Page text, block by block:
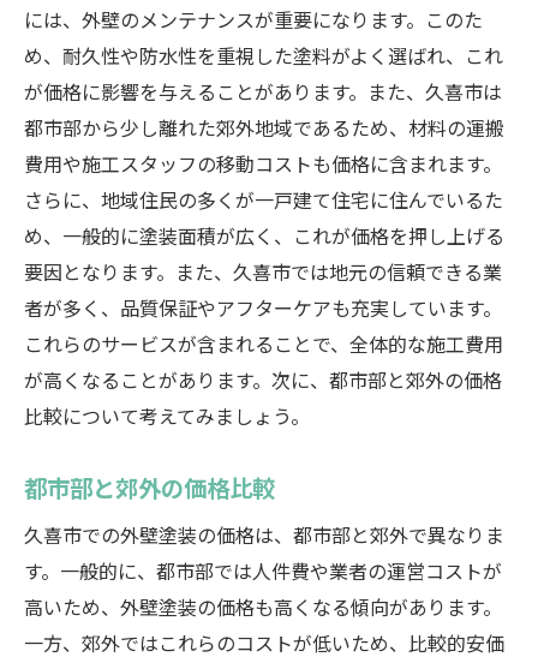
には、外壁のメンテナンスが重要になります。このた
め、耐久性や防水性を重視した塗料がよく選ばれ、これ
が価格に影響を与えることがあります。また、久喜市は
都市部から少し離れた郊外地域であるため、材料の運搬
費用や施工スタッフの移動コストも価格に含まれます。
さらに、地域住民の多くが一戸建て住宅に住んでいるた
め、一般的に塗装面積が広く、これが価格を押し上げる
要因となります。また、久喜市では地元の信頼できる業
者が多く、品質保証やアフターケアも充実しています。
これらのサービスが含まれることで、全体的な施工費用
が高くなることがあります。次に、都市部と郊外の価格
比較について考えてみましょう。
都市部と郊外の価格比較
久喜市での外壁塗装の価格は、都市部と郊外で異なりま
す。一般的に、都市部では人件費や業者の運営コストが
高いため、外壁塗装の価格も高くなる傾向があります。
一方、郊外ではこれらのコストが低いため、比較的安価